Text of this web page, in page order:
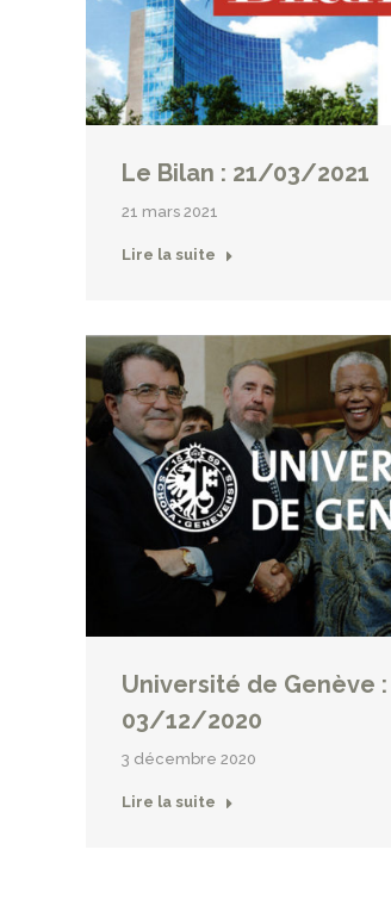
Le Bilan : 21/03/2021
21 mars 2021
Lire la suite
Université de Genève :
03/12/2020
3 décembre 2020
Lire la suite